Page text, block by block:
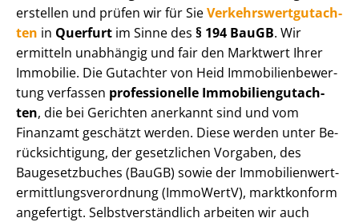
erstellen und prüfen wir für SieVer­kehrs­wert­gut­ach­
ten in Querfurt im Sinne des § 194 BauGB. Wir
ermitteln unabhängig und fair den Marktwert Ihrer
Immobilie. Die Gutachter von Heid Im­mo­bi­li­en­be­wer­
tung verfassen professionelle Im­mo­bi­li­en­gut­ach­
ten, die bei Gerichten anerkannt sind und vom
Finanzamt geschätzt werden. Diese werden unter Be­
rück­sich­ti­gung, der gesetzlichen Vorgaben, des
Baugesetzbuches (BauGB) sowie der Im­mo­bi­li­en­wert­
ermitt­lungs­ver­ord­nung (ImmoWertV), marktkonform
angefertigt. Selbst­ver­ständ­lich arbeiten wir auch